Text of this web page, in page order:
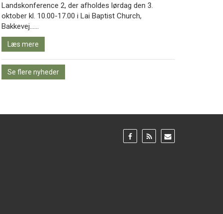
Landskonference 2, der afholdes lørdag den 3.
oktober kl. 10.00-17.00 i Lai Baptist Church,
Bakkevej……
mere
Læs mere
Se flere nyheder
Gå
til:
Gå
til:
Gå
til: